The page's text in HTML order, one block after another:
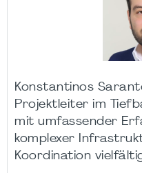
Konstantinos
Projektleiter im
mit umfassender
komplexer
Koordination